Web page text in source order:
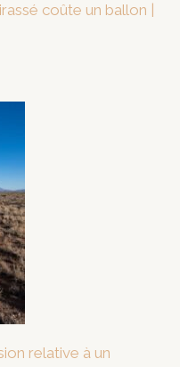
coûte un ballon |
relative à un